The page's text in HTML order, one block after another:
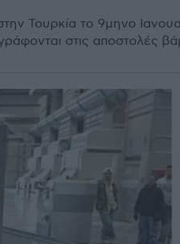
Τουρκία το 9μηνο
στις αποστολές